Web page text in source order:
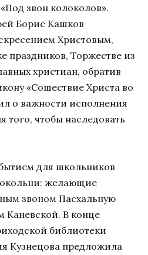
звон колоколов».
Борис Кашков
Христовым,
праздников, Торжестве из
христиан, обратив
«Сошествие Христа во
о важности исполнения
того, чтобы наследовать
для школьников
желающие
звоном Пасхальную
Каневской. В конце
библиотеки
Кузнецова предложила